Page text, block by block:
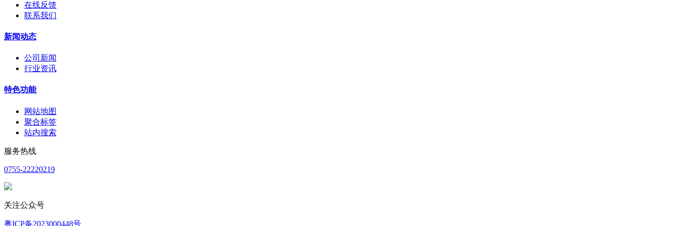
在线反馈
联系我们
新闻动态
公司新闻
行业资讯
特色功能
网站地图
聚合标签
站内搜索
服务热线
0755-22220219
关注公众号
粤ICP备2023000448号